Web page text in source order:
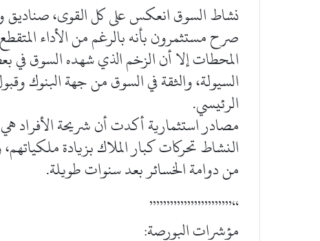
نشاط السوق انعكس على كل القوى،
صرح مستثمرون بأنه بالرغم من الأداء
المحطات إلا أن الزخم الذي شهده السوق
السيولة، والثقة في السوق من جهة البنوك
الرئيسي.
مصادر استثمارية أكدت أن شريحة
النشاط تحركات كبار الملاك بزيادة
من دوامة الخسائر بعد سنوات طويلة.
“””””””””””””
مؤشرات البورصة: